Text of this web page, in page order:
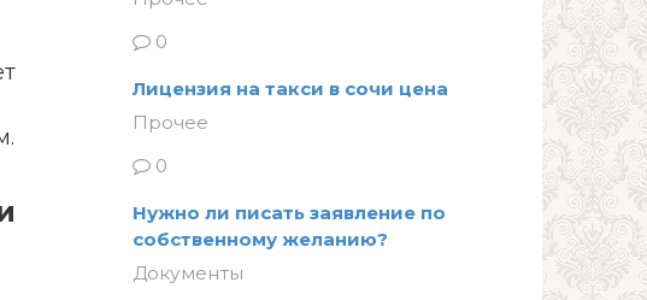
0
Лицензия на такси в сочи цена
Прочее
0
Нужно ли писать заявление по
собственному желанию?
Документы